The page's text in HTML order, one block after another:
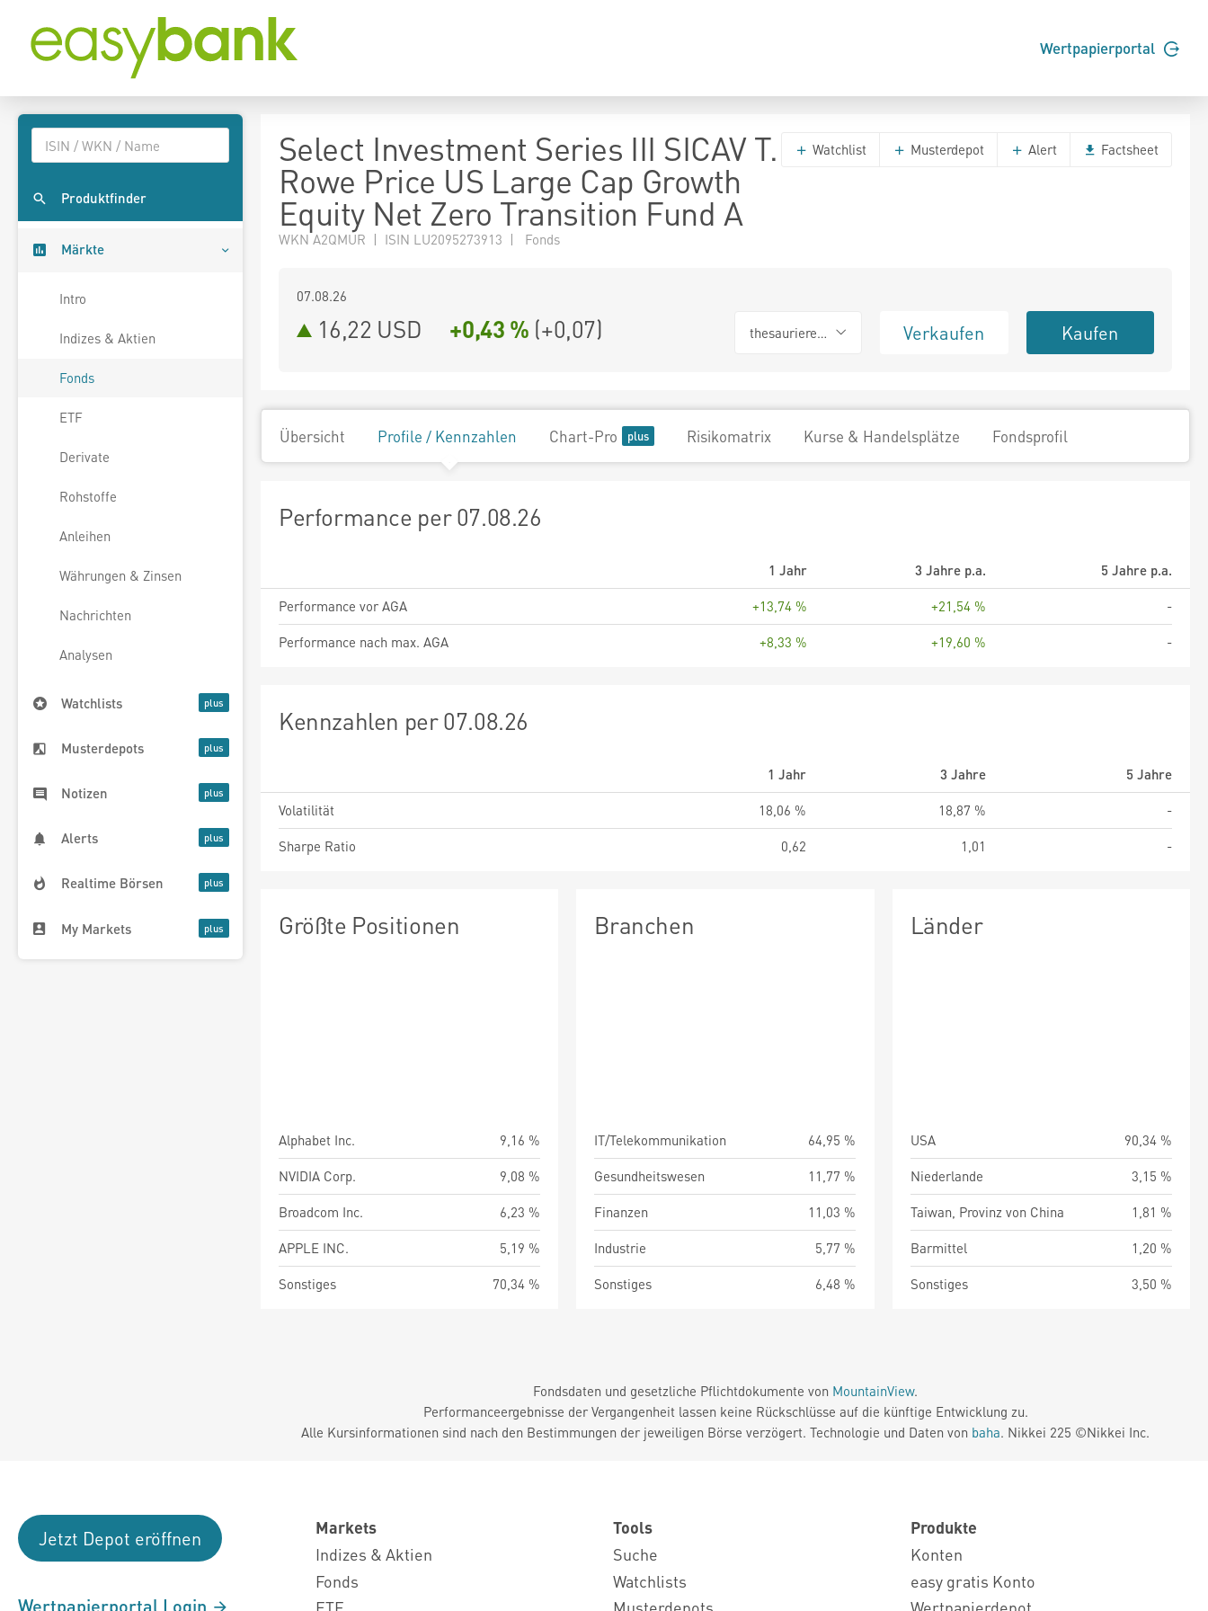
Wertpapierportal
Produktfinder
Märkte
Intro
Indizes & Aktien
Fonds
ETF
Derivate
Rohstoffe
Anleihen
Währungen & Zinsen
Nachrichten
Analysen
Watchlists
Musterdepots
Notizen
Alerts
Realtime Börsen
My Markets
Select Investment Series III SICAV T.
Rowe Price US Large Cap Growth
Equity Net Zero Transition Fund A
WKN A2QMUR | ISIN LU2095273913 | Fonds
Watchlist Musterdepot Alert Factsheet
07.08.26
16,22 USD +0,43 % (+0,07) thesaurierend Verkaufen Kaufen
Übersicht Profile / Kennzahlen Chart-Pro Risikomatrix Kurse & Handelsplätze Fondsprofil
Performance per 07.08.26
1 Jahr 3 Jahre p.a.
5 Jahre p.a.
Performance vor AGA
+13,74 % +21,54 %
-
Performance nach max. AGA
+8,33 % +19,60 % -
Kennzahlen per 07.08.26
1 Jahr 3 Jahre
5 Jahre
Volatilität
18,06 % 18,87 %
-
Sharpe Ratio
0,62 1,01 -
Größte Positionen
Alphabet Inc.
9,16 %
NVIDIA Corp.
9,08 %
Broadcom Inc.
6,23 %
APPLE INC.
5,19 %
Sonstiges
70,34 %
Branchen
IT/Telekommunikation
64,95 %
Gesundheitswesen
11,77 %
Finanzen
11,03 %
Industrie
5,77 %
Sonstiges
6,48 %
Länder
USA
90,34 %
Niederlande
3,15 %
Taiwan, Provinz von China
1,81 %
Barmittel
1,20 %
Sonstiges
3,50 %
Fondsdaten und gesetzliche Pflichtdokumente von MountainView.
Performanceergebnisse der Vergangenheit lassen keine Rückschlüsse auf die künftige Entwicklung zu.
Alle Kursinformationen sind nach den Bestimmungen der jeweiligen Börse verzögert. Technologie und Daten von baha. Nikkei 225 ©Nikkei Inc.
Jetzt Depot eröffnen
Wertpapierportal Login
Markets
Indizes & Aktien
Fonds
Tools
Suche
Watchlists
Produkte
Konten
easy gratis Konto